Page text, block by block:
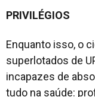
PRIVILÉGIOS
Enquanto isso, o
superlotados de
incapazes de
tudo na saúde: